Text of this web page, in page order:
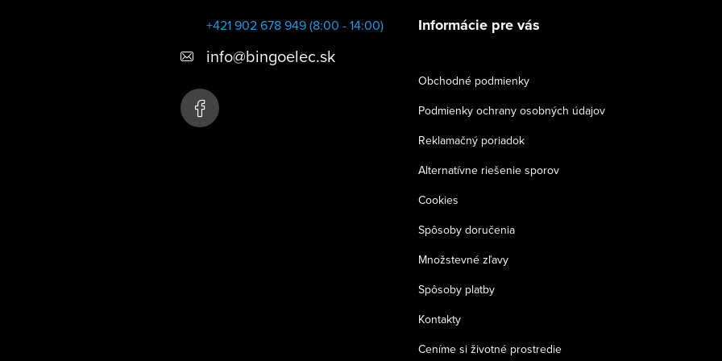
+421 902 678 949 (8:00 - 14:00)
info@bingoelec.sk
Informácie pre vás
Obchodné podmienky
Podmienky ochrany osobných údajov
Reklamačný poriadok
Alternatívne riešenie sporov
Cookies
Spôsoby doručenia
Množstevné zľavy
Spôsoby platby
Kontakty
Ceníme si životné prostredie